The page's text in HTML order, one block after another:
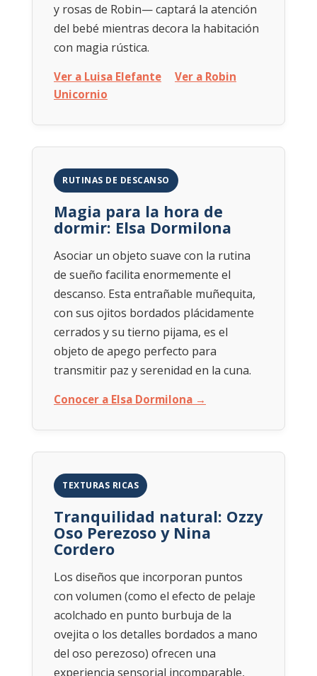
y rosas de Robin— captará la atención
del bebé mientras decora la habitación
con magia rústica.
Ver a Luisa Elefante
Ver a Robin
Unicornio
RUTINAS DE DESCANSO
Magia para la hora de
dormir: Elsa Dormilona
Asociar un objeto suave con la rutina
de sueño facilita enormemente el
descanso. Esta entrañable muñequita,
con sus ojitos bordados plácidamente
cerrados y su tierno pijama, es el
objeto de apego perfecto para
transmitir paz y serenidad en la cuna.
Conocer a Elsa Dormilona →
TEXTURAS RICAS
Tranquilidad natural: Ozzy
Oso Perezoso y Nina
Cordero
Los diseños que incorporan puntos
con volumen (como el efecto de pelaje
acolchado en punto burbuja de la
ovejita o los detalles bordados a mano
del oso perezoso) ofrecen una
experiencia sensorial incomparable,